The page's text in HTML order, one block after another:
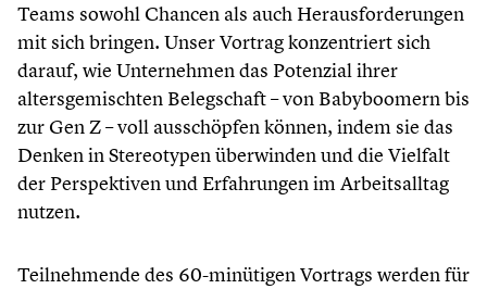
Teams sowohl Chancen als auch Herausforderungen
mit sich bringen. Unser Vortrag konzentriert sich
darauf, wie Unternehmen das Potenzial ihrer
altersgemischten Belegschaft – von Babyboomern bis
zur Gen Z – voll ausschöpfen können, indem sie das
Denken in Stereotypen überwinden und die Vielfalt
der Perspektiven und Erfahrungen im Arbeitsalltag
nutzen.
Teilnehmende des 60-minütigen Vortrags werden für